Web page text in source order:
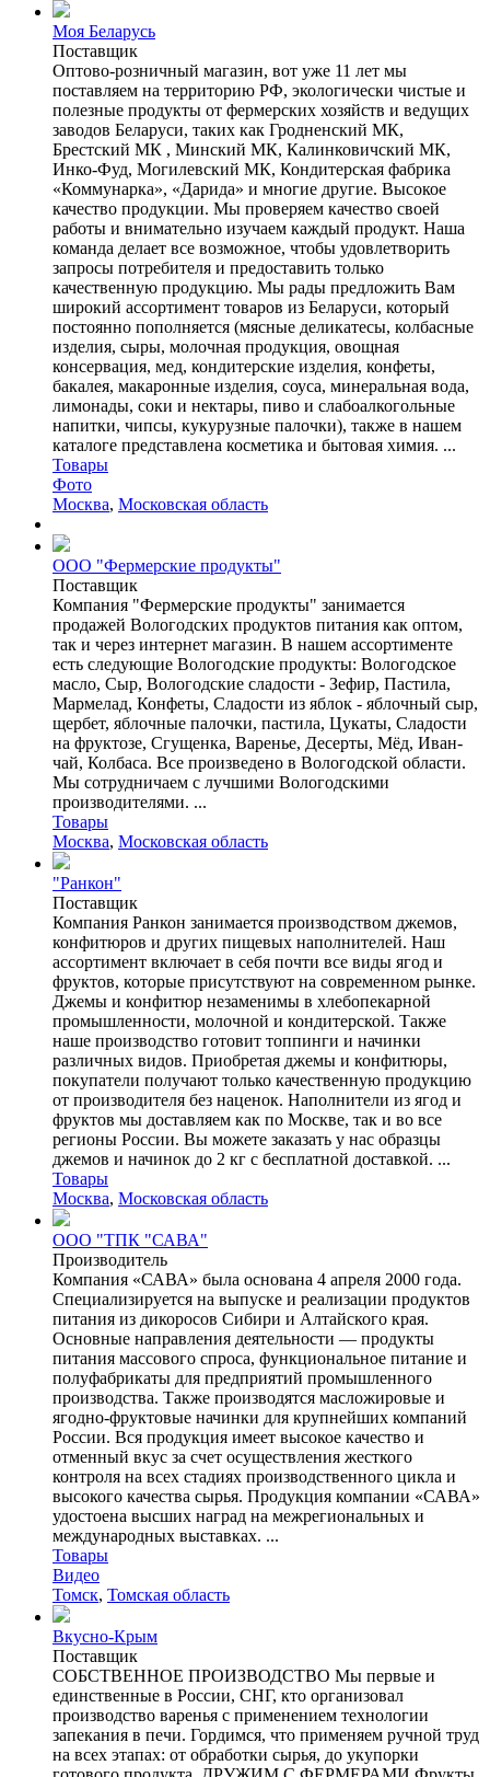
Моя Беларусь
Поставщик
Оптово-розничный магазин, вот уже 11 лет мы
поставляем на территорию РФ, экологически чистые и
полезные продукты от фермерских хозяйств и ведущих
заводов Беларуси, таких как Гродненский МК,
Брестский МК , Минский МК, Калинковичский МК,
Инко-Фуд, Могилевский МК, Кондитерская фабрика
«Коммунарка», «Дарида» и многие другие. Высокое
качество продукции. Мы проверяем качество своей
работы и внимательно изучаем каждый продукт. Наша
команда делает все возможное, чтобы удовлетворить
запросы потребителя и предоставить только
качественную продукцию. Мы рады предложить Вам
широкий ассортимент товаров из Беларуси, который
постоянно пополняется (мясные деликатесы, колбасные
изделия, сыры, молочная продукция, овощная
консервация, мед, кондитерские изделия, конфеты,
бакалея, макаронные изделия, соуса, минеральная вода,
лимонады, соки и нектары, пиво и слабоалкогольные
напитки, чипсы, кукурузные палочки), также в нашем
каталоге представлена косметика и бытовая химия. ...
Товары
Фото
Москва, Московская область
ООО "Фермерские продукты"
Поставщик
Компания "Фермерские продукты" занимается
продажей Вологодских продуктов питания как оптом,
так и через интернет магазин. В нашем ассортименте
есть следующие Вологодские продукты: Вологодское
масло, Сыр, Вологодские сладости - Зефир, Пастила,
Мармелад, Конфеты, Сладости из яблок - яблочный сыр,
щербет, яблочные палочки, пастила, Цукаты, Сладости
на фруктозе, Сгущенка, Варенье, Десерты, Мёд, Иван-
чай, Колбаса. Все произведено в Вологодской области.
Мы сотрудничаем с лучшими Вологодскими
производителями. ...
Товары
Москва, Московская область
"Ранкон"
Поставщик
Компания Ранкон занимается производством джемов,
конфитюров и других пищевых наполнителей. Наш
ассортимент включает в себя почти все виды ягод и
фруктов, которые присутствуют на современном рынке.
Джемы и конфитюр незаменимы в хлебопекарной
промышленности, молочной и кондитерской. Также
наше производство готовит топпинги и начинки
различных видов. Приобретая джемы и конфитюры,
покупатели получают только качественную продукцию
от производителя без наценок. Наполнители из ягод и
фруктов мы доставляем как по Москве, так и во все
регионы России. Вы можете заказать у нас образцы
джемов и начинок до 2 кг с бесплатной доставкой. ...
Товары
Москва, Московская область
ООО "ТПК "САВА"
Производитель
Компания «САВА» была основана 4 апреля 2000 года.
Специализируется на выпуске и реализации продуктов
питания из дикоросов Сибири и Алтайского края.
Основные направления деятельности — продукты
питания массового спроса, функциональное питание и
полуфабрикаты для предприятий промышленного
производства. Также производятся масложировые и
ягодно-фруктовые начинки для крупнейших компаний
России. Вся продукция имеет высокое качество и
отменный вкус за счет осуществления жесткого
контроля на всех стадиях производственного цикла и
высокого качества сырья. Продукция компании «САВА»
удостоена высших наград на межрегиональных и
международных выставках. ...
Товары
Видео
Томск, Томская область
Вкусно-Крым
Поставщик
СОБСТВЕННОЕ ПРОИЗВОДСТВО Мы первые и
единственные в России, СНГ, кто организовал
производство варенья с применением технологии
запекания в печи. Гордимся, что применяем ручной труд
на всех этапах: от обработки сырья, до укупорки